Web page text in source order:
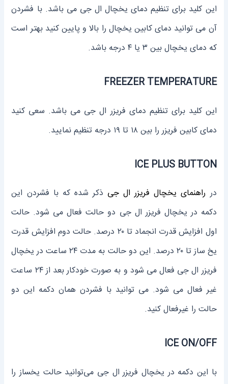
این کلید برای تنظیم دمای یخچال ال جی می باشد. با فشردن
آن می توانید دمای کابین یخچال را بالا و پایین کنید بهتر است
که دمای یخچال بین ۳ یا ۴ درجه باشد.
FREEZER TEMPERATURE
این کلید برای تنظیم دمای فریزر ال جی می باشد. سعی کنید
دمای کابین فریزر را بین ۱۸ تا ۱۹ درجه تنظیم نمایید.
ICE PLUS BUTTON
در راهنمای یخچال فریزر ال جی ذکر شده که با فشردن این
دکمه در یخچال فریزر ال جی دو حالت فعال می شود. حالت
اول افزایش قدرت انجماد تا ۲۰ درصد. حالت دوم افزایش قدرت
یخ ساز تا ۲۰ درصد. این دو حالت به مدت ۲۴ ساعت در یخچال
فریزر ال جی فعال می شود و به صورت خودکار بعد از ۲۴ ساعت
غیر فعال می شود. می توانید با فشردن همان دکمه این دو
حالت را غیرفعال کنید.
ICE ON/OFF
با این دکمه در یخچال فریزر ال جی می‌توانید حالت یخساز را